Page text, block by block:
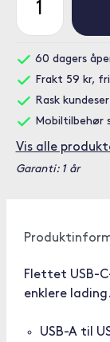
60 dagers
Frakt 59 kr,
Rask
Mobiltilbehør
Vis alle
Garanti: 1 år
Flettet USB-
enklere lading.
USB-A til